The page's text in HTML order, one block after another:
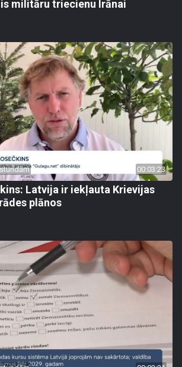
militāru triecienu Irānai
00:03:23
Latvija ir iekļauta Krievijas
plānos